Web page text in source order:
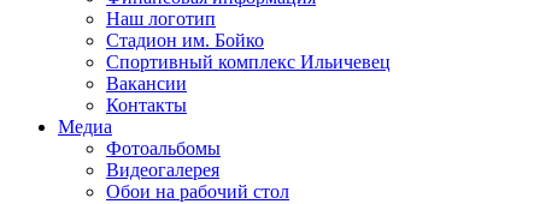
Наш логотип
Стадион им. Бойко
Спортивный комплекс Ильичевец
Вакансии
Контакты
Медиа
Фотоальбомы
Видеогалерея
Обои на рабочий стол